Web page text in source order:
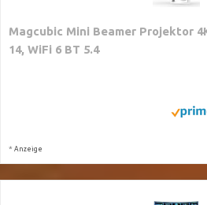
Magcubic Mini Beamer Projektor
14, WiFi 6 BT 5.4
* Anzeige